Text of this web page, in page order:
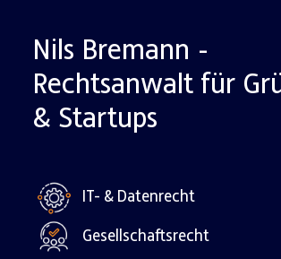
Nils Bremann -
Rechtsanwalt für
& Startups
IT- & Datenrecht
Gesellschaftsrecht